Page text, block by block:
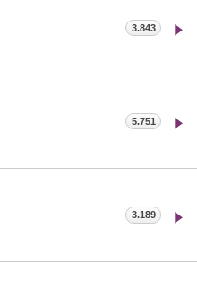
3.843
5.751
3.189